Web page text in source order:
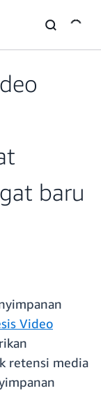
baru
Video
retensi media